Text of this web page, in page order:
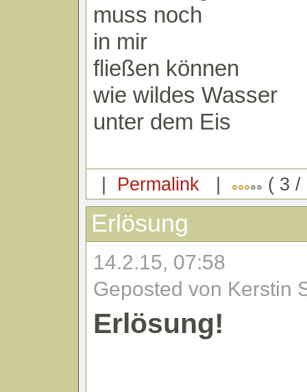
muss noch
in mir
fließen können
wie wildes Wasser
unter dem Eis
| Permalink | ( 3 /
Erlösung
14.2.15, 07:58
Geposted von Kerstin
Erlösung!